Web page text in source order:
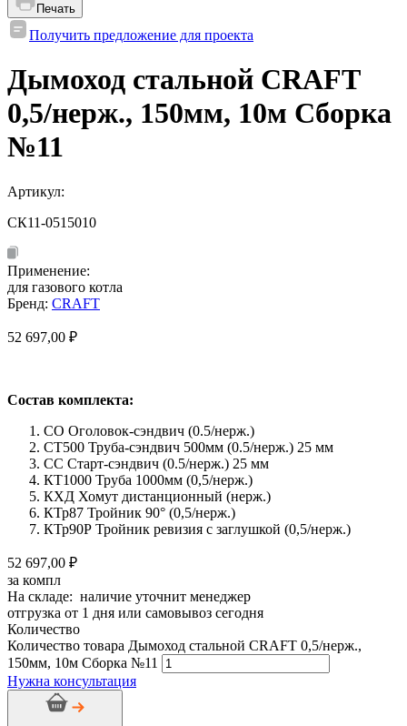
Печать
Получить предложение для проекта
Дымоход стальной CRAFT
0,5/нерж., 150мм, 10м Сборка
№11
Артикул:
СК11-0515010
Применение:
для газового котла
Бренд: CRAFT
52 697,00 ₽
Состав комплекта:
СО Оголовок-сэндвич (0.5/нерж.)
СТ500 Труба-сэндвич 500мм (0.5/нерж.) 25 мм
СС Старт-сэндвич (0.5/нерж.) 25 мм
КТ1000 Труба 1000мм (0,5/нерж.)
КХД Хомут дистанционный (нерж.)
КТр87 Тройник 90° (0,5/нерж.)
КТр90Р Тройник ревизия с заглушкой (0,5/нерж.)
52 697,00 ₽
за компл
На складе: наличие уточнит менеджер
отгрузка от 1 дня или самовывоз сегодня
Количество
Количество товара Дымоход стальной CRAFT 0,5/нерж.,
150мм, 10м Сборка №11
Нужна консультация